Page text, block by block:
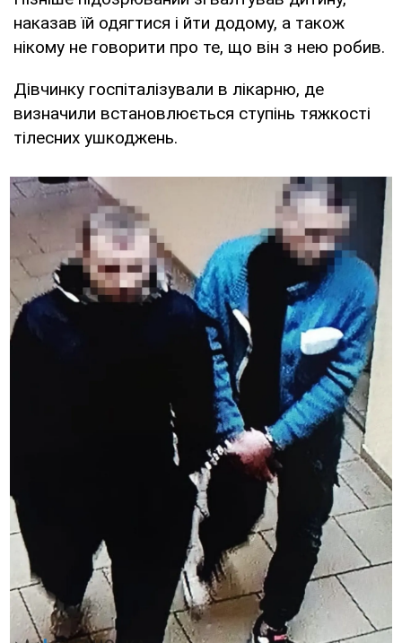
наказав їй одягтися і йти додому, а також
нікому не говорити про те, що він з нею робив.
Дівчинку госпіталізували в лікарню, де
визначили встановлюється ступінь тяжкості
тілесних ушкоджень.